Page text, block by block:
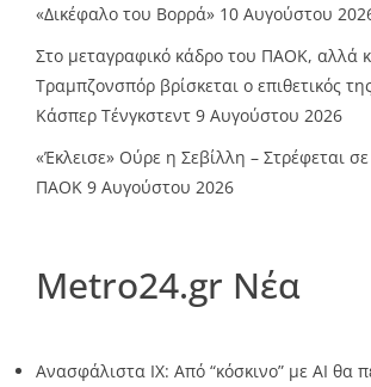
«Δικέφαλο του Βορρά» 10 Αυγούστου
Στο μεταγραφικό κάδρο του ΠΑΟΚ, αλλά
Τραμπζονσπόρ βρίσκεται ο επιθετικός
Κάσπερ Τένγκστεντ 9 Αυγούστου 2026
«Έκλεισε» Ούρε η Σεβίλλη – Στρέφεται
ΠΑΟΚ 9 Αυγούστου 2026
Metro24.gr Νέα
Ανασφάλιστα ΙΧ: Από “κόσκινο” με AI θα